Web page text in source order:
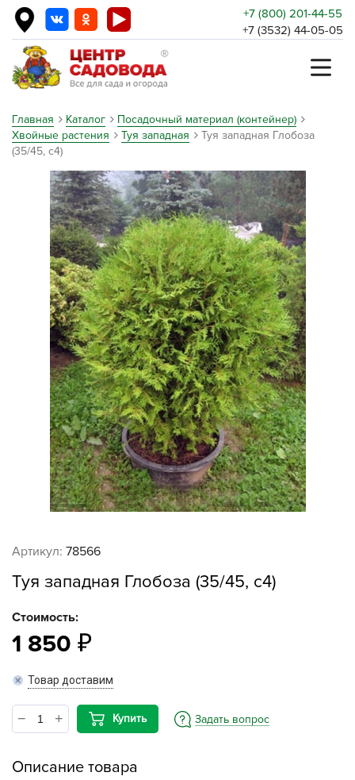
+7 (800) 201-44-55
+7 (3532) 44-05-05
Главная Каталог
Посадочный материал (контейнер)
Хвойные растения
Туя западная
Туя западная Глобоза
(35/45, с4)
Артикул: 78566
Туя западная Глобоза (35/45, с4)
Стоимость:
1 850
Товар доставим
Купить Задать вопрос
Описание товара